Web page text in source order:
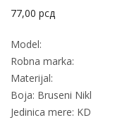
77,00 рсд
Model:
Robna marka:
Materijal:
Boja: Bruseni Nikl
Jedinica mere: KD